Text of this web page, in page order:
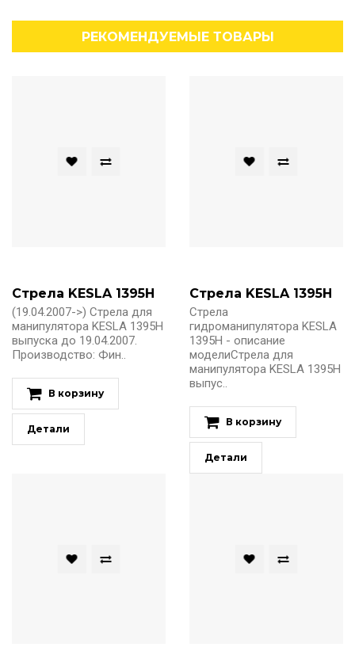
РЕКОМЕНДУЕМЫЕ ТОВАРЫ
Стрела KESLA 1395H
(19.04.2007->) Стрела для
манипулятора KESLA 1395H
выпуска до 19.04.2007.
Производство: Фин..
В корзину
Детали
Стрела KESLA 1395H
Стрела
гидроманипулятора KESLA
1395H - описание
моделиСтрела для
манипулятора KESLA 1395H
выпус..
В корзину
Детали